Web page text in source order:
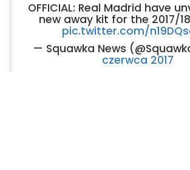
OFFICIAL: Real Madrid have
new away kit for the 2017/
pic.twitter.com/
— Squawka News
czerwca 2017